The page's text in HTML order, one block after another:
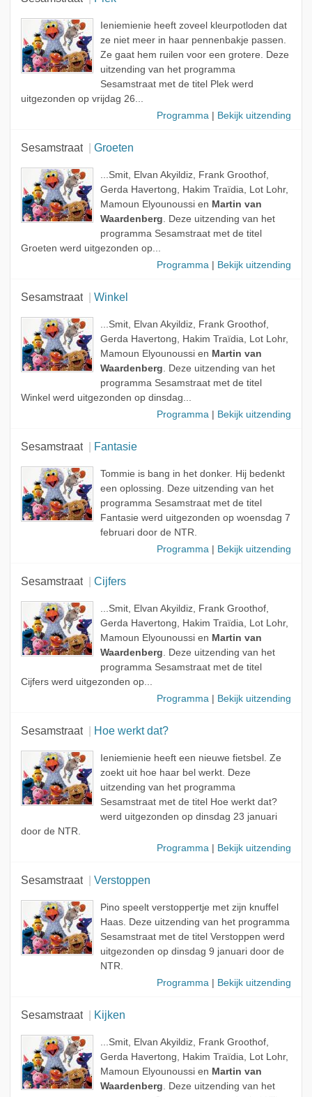
Ieniemienie heeft zoveel kleurpotloden dat
ze niet meer in haar pennenbakje passen.
Ze gaat hem ruilen voor een grotere. Deze
uitzending van het programma
Sesamstraat met de titel Plek werd
uitgezonden op vrijdag 26...
Programma
Bekijk uitzending
Sesamstraat Groeten
...Smit, Elvan Akyildiz, Frank Groothof,
Gerda Havertong, Hakim Traïdia, Lot Lohr,
Mamoun Elyounoussi en Martin van
Waardenberg. Deze uitzending van het
programma Sesamstraat met de titel
Groeten werd uitgezonden op...
Programma
Bekijk uitzending
Sesamstraat Winkel
...Smit, Elvan Akyildiz, Frank Groothof,
Gerda Havertong, Hakim Traïdia, Lot Lohr,
Mamoun Elyounoussi en Martin van
Waardenberg. Deze uitzending van het
programma Sesamstraat met de titel
Winkel werd uitgezonden op dinsdag...
Programma
Bekijk uitzending
Sesamstraat Fantasie
Tommie is bang in het donker. Hij bedenkt
een oplossing. Deze uitzending van het
programma Sesamstraat met de titel
Fantasie werd uitgezonden op woensdag 7
februari door de NTR.
Programma
Bekijk uitzending
Sesamstraat Cijfers
...Smit, Elvan Akyildiz, Frank Groothof,
Gerda Havertong, Hakim Traïdia, Lot Lohr,
Mamoun Elyounoussi en Martin van
Waardenberg. Deze uitzending van het
programma Sesamstraat met de titel
Cijfers werd uitgezonden op...
Programma
Bekijk uitzending
Sesamstraat Hoe werkt dat?
Ieniemienie heeft een nieuwe fietsbel. Ze
zoekt uit hoe haar bel werkt. Deze
uitzending van het programma
Sesamstraat met de titel Hoe werkt dat?
werd uitgezonden op dinsdag 23 januari
door de NTR.
Programma
Bekijk uitzending
Sesamstraat Verstoppen
Pino speelt verstoppertje met zijn knuffel
Haas. Deze uitzending van het programma
Sesamstraat met de titel Verstoppen werd
uitgezonden op dinsdag 9 januari door de
NTR.
Programma
Bekijk uitzending
Sesamstraat Kijken
...Smit, Elvan Akyildiz, Frank Groothof,
Gerda Havertong, Hakim Traïdia, Lot Lohr,
Mamoun Elyounoussi en Martin van
Waardenberg. Deze uitzending van het